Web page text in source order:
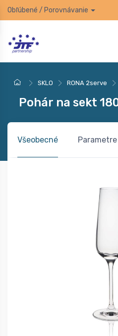
Obľúbené / Porovnávanie
SKLO RONA 2serve
Pohár na sekt
Všeobecné Parametre